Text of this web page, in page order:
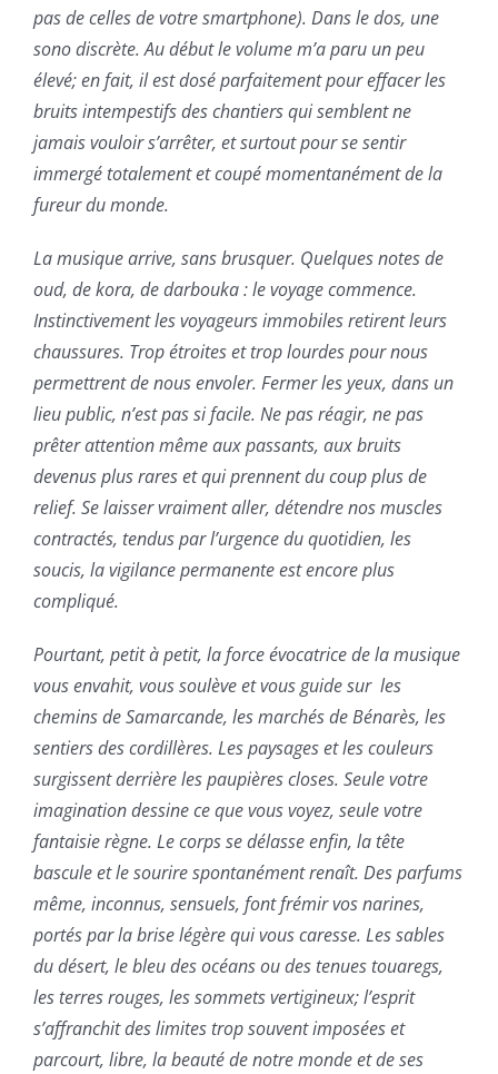
pas de celles de votre smartphone). Dans le dos, une
sono discrète. Au début le volume m’a paru un peu
élevé; en fait, il est dosé parfaitement pour effacer les
bruits intempestifs des chantiers qui semblent ne
jamais vouloir s’arrêter, et surtout pour se sentir
immergé totalement et coupé momentanément de la
fureur du monde.
La musique arrive, sans brusquer. Quelques notes de
oud, de kora, de darbouka : le voyage commence.
Instinctivement les voyageurs immobiles retirent leurs
chaussures. Trop étroites et trop lourdes pour nous
permettrent de nous envoler. Fermer les yeux, dans un
lieu public, n’est pas si facile. Ne pas réagir, ne pas
prêter attention même aux passants, aux bruits
devenus plus rares et qui prennent du coup plus de
relief. Se laisser vraiment aller, détendre nos muscles
contractés, tendus par l’urgence du quotidien, les
soucis, la vigilance permanente est encore plus
compliqué.
Pourtant, petit à petit, la force évocatrice de la musique
vous envahit, vous soulève et vous guide sur les
chemins de Samarcande, les marchés de Bénarès, les
sentiers des cordillères. Les paysages et les couleurs
surgissent derrière les paupières closes. Seule votre
imagination dessine ce que vous voyez, seule votre
fantaisie règne. Le corps se délasse enfin, la tête
bascule et le sourire spontanément renaît. Des parfums
même, inconnus, sensuels, font frémir vos narines,
portés par la brise légère qui vous caresse. Les sables
du désert, le bleu des océans ou des tenues touaregs,
les terres rouges, les sommets vertigineux; l’esprit
s’affranchit des limites trop souvent imposées et
parcourt, libre, la beauté de notre monde et de ses